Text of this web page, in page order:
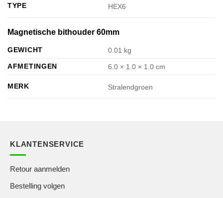
TYPE HEX6
Magnetische bithouder 60mm
GEWICHT
0.01 kg
AFMETINGEN
6.0 × 1.0 × 1.0 cm
MERK Stralendgroen
KLANTENSERVICE
Retour aanmelden
Bestelling volgen